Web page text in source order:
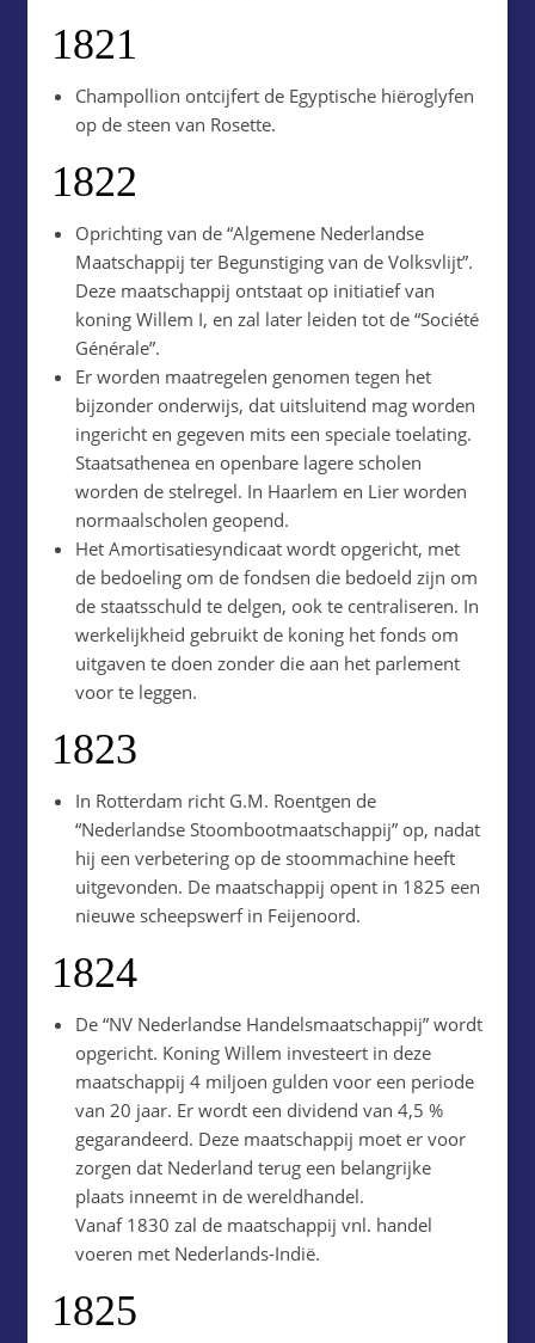
1821
Champollion ontcijfert de Egyptische hiëroglyfen
op de steen van Rosette.
1822
Oprichting van de “Algemene Nederlandse
Maatschappij ter Begunstiging van de Volksvlijt”.
Deze maatschappij ontstaat op initiatief van
koning Willem I, en zal later leiden tot de “Société
Générale”.
Er worden maatregelen genomen tegen het
bijzonder onderwijs, dat uitsluitend mag worden
ingericht en gegeven mits een speciale toelating.
Staatsathenea en openbare lagere scholen
worden de stelregel. In Haarlem en Lier worden
normaalscholen geopend.
Het Amortisatiesyndicaat wordt opgericht, met
de bedoeling om de fondsen die bedoeld zijn om
de staatsschuld te delgen, ook te centraliseren. In
werkelijkheid gebruikt de koning het fonds om
uitgaven te doen zonder die aan het parlement
voor te leggen.
1823
In Rotterdam richt G.M. Roentgen de
“Nederlandse Stoombootmaatschappij” op, nadat
hij een verbetering op de stoommachine heeft
uitgevonden. De maatschappij opent in 1825 een
nieuwe scheepswerf in Feijenoord.
1824
De “NV Nederlandse Handelsmaatschappij” wordt
opgericht. Koning Willem investeert in deze
maatschappij 4 miljoen gulden voor een periode
van 20 jaar. Er wordt een dividend van 4,5 %
gegarandeerd. Deze maatschappij moet er voor
zorgen dat Nederland terug een belangrijke
plaats inneemt in de wereldhandel.
Vanaf 1830 zal de maatschappij vnl. handel
voeren met Nederlands-Indië.
1825